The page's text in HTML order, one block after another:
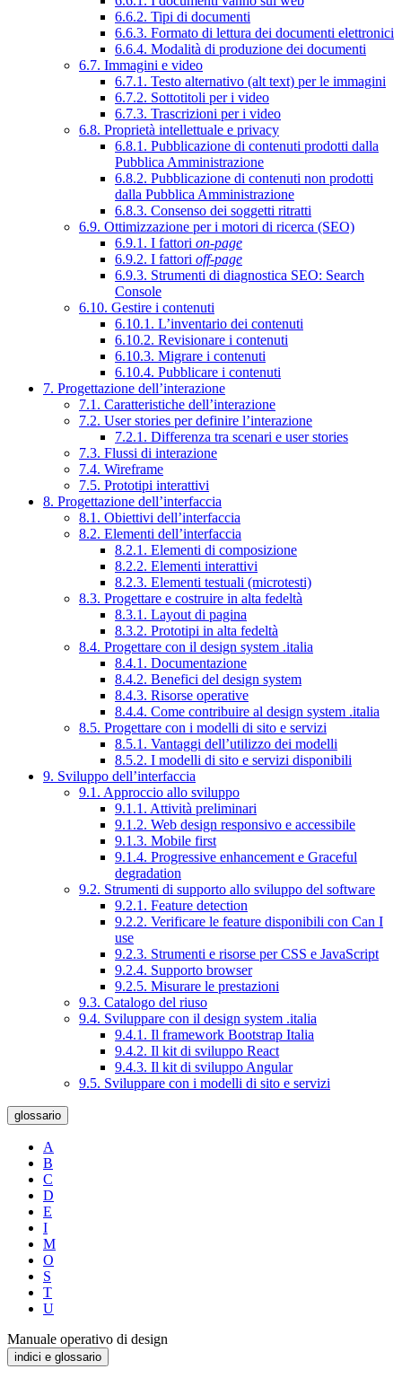
6.6.2. Tipi di documenti
6.6.3. Formato di lettura dei documenti elettronici
6.6.4. Modalità di produzione dei documenti
6.7. Immagini e video
6.7.1. Testo alternativo (alt text) per le immagini
6.7.2. Sottotitoli per i video
6.7.3. Trascrizioni per i video
6.8. Proprietà intellettuale e privacy
6.8.1. Pubblicazione di contenuti prodotti dalla
Pubblica Amministrazione
6.8.2. Pubblicazione di contenuti non prodotti
dalla Pubblica Amministrazione
6.8.3. Consenso dei soggetti ritratti
6.9. Ottimizzazione per i motori di ricerca (SEO)
6.9.1. I fattori on-page
6.9.2. I fattori off-page
6.9.3. Strumenti di diagnostica SEO: Search
Console
6.10. Gestire i contenuti
6.10.1. L’inventario dei contenuti
6.10.2. Revisionare i contenuti
6.10.3. Migrare i contenuti
6.10.4. Pubblicare i contenuti
7. Progettazione dell’interazione
7.1. Caratteristiche dell’interazione
7.2. User stories per definire l’interazione
7.2.1. Differenza tra scenari e user stories
7.3. Flussi di interazione
7.4. Wireframe
7.5. Prototipi interattivi
8. Progettazione dell’interfaccia
8.1. Obiettivi dell’interfaccia
8.2. Elementi dell’interfaccia
8.2.1. Elementi di composizione
8.2.2. Elementi interattivi
8.2.3. Elementi testuali (microtesti)
8.3. Progettare e costruire in alta fedeltà
8.3.1. Layout di pagina
8.3.2. Prototipi in alta fedeltà
8.4. Progettare con il design system .italia
8.4.1. Documentazione
8.4.2. Benefici del design system
8.4.3. Risorse operative
8.4.4. Come contribuire al design system .italia
8.5. Progettare con i modelli di sito e servizi
8.5.1. Vantaggi dell’utilizzo dei modelli
8.5.2. I modelli di sito e servizi disponibili
9. Sviluppo dell’interfaccia
9.1. Approccio allo sviluppo
9.1.1. Attività preliminari
9.1.2. Web design responsivo e accessibile
9.1.3. Mobile first
9.1.4. Progressive enhancement e Graceful
degradation
9.2. Strumenti di supporto allo sviluppo del software
9.2.1. Feature detection
9.2.2. Verificare le feature disponibili con Can I
use
9.2.3. Strumenti e risorse per CSS e JavaScript
9.2.4. Supporto browser
9.2.5. Misurare le prestazioni
9.3. Catalogo del riuso
9.4. Sviluppare con il design system .italia
9.4.1. Il framework Bootstrap Italia
9.4.2. Il kit di sviluppo React
9.4.3. Il kit di sviluppo Angular
9.5. Sviluppare con i modelli di sito e servizi
glossario
A
B
C
D
E
I
M
O
S
T
U
Manuale operativo di design
indici e glossario